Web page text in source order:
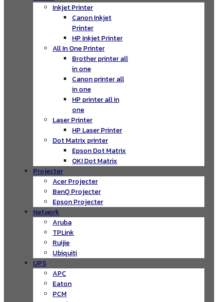
Inkjet Printer
Canon Inkjet
Printer
HP Inkjet Printer
All In One Printer
Brother printer all
in one
Canon printer all
in one
HP printer all in
one
Laser Printer
HP Laser Printer
Dot Matrix printer
Epson Dot Matrix
OKI Dot Matrix
Projecter
Acer Projecter
BenQ Projecter
Epson Projecter
Network
Aruba
TPLink
Ruijie
Ubiquiti
UPS
APC
Eaton
PCM